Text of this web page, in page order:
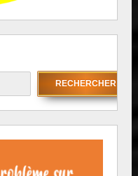
RECHERCHER